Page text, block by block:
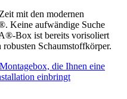
mit den modernen
Keine aufwändige Suche
Box ist bereits vorisoliert
Schaumstoffkörper.